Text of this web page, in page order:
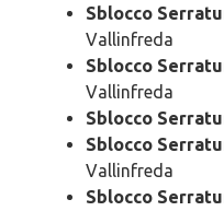
Sblocco
Vallinfreda
Sblocco
Vallinfreda
Sblocco
Sblocco
Vallinfreda
Sblocco